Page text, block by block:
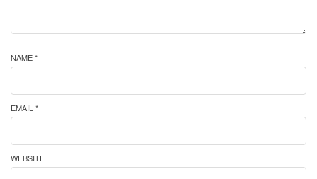
NAME *
EMAIL *
WEBSITE